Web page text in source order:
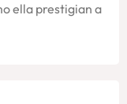
ella prestigian a